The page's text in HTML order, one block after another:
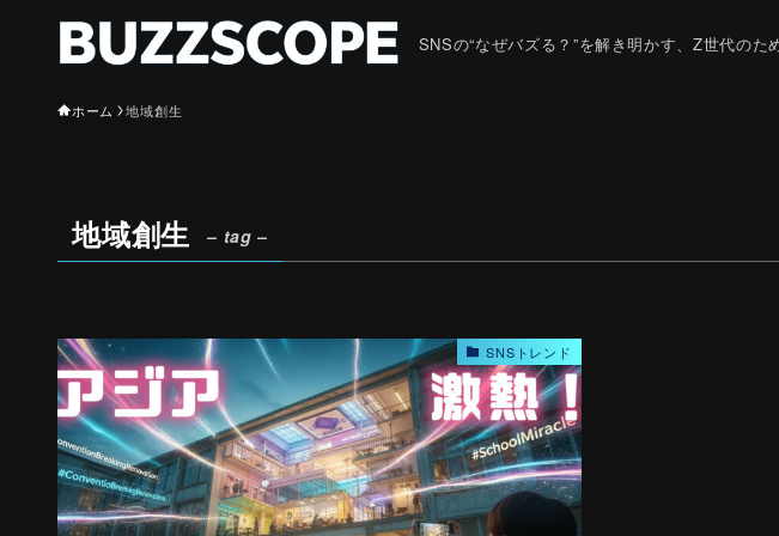
SNSの“なぜバズる？”を解き明かす、Z世代のた
ホーム 地域創生
地域創生 – tag –
SNSトレンド